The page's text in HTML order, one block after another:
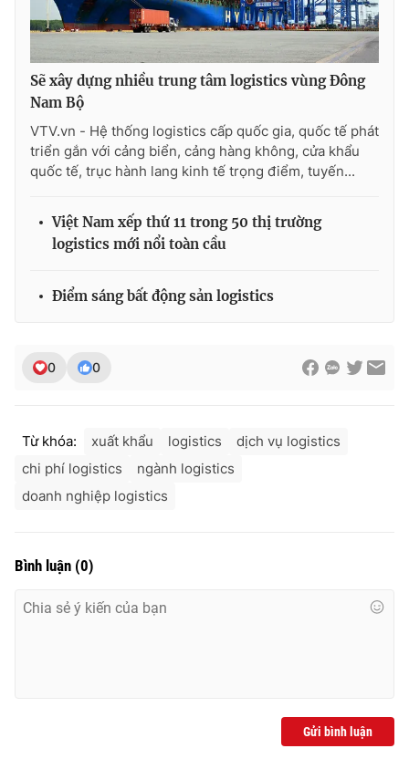
Ðiện thoại Thời báo VTV:024.66 897 897
Email:toasoan@vtv.vn
Liên hệ quảng cáo:024-7300.7108
Sẽ xây dựng nhiều trung tâm logistics vùng Đông
Nam Bộ
VTV.vn - Hệ thống logistics cấp quốc gia, quốc tế phát
triển gắn với cảng biển, cảng hàng không, cửa khẩu
quốc tế, trục hành lang kinh tế trọng điểm, tuyến...
Việt Nam xếp thứ 11 trong 50 thị trường
logistics mới nổi toàn cầu
Điểm sáng bất động sản logistics
0 0
Từ khóa: xuất khẩu logistics
dịch vụ logistics
chi phí logistics
ngành logistics
doanh nghiệp logistics
Bình luận (0)
Gửi bình luận